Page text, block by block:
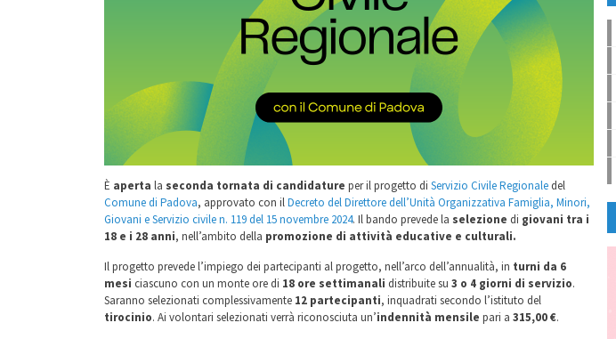
È aperta la seconda tornata di candidature per il progetto di Servizio Civile Regionale del
Comune di Padova, approvato con ilDecreto del Direttore dell’Unità Organizzativa Famiglia, Minori,
Giovani e Servizio civile n. 119 del 15 novembre 2024. Il bando prevede la selezione di giovani tra i
18 e i 28 anni, nell’ambito della promozione di attività educative e culturali.
Il progetto prevede l’impiego dei partecipanti al progetto, nell’arco dell’annualità, in turni da 6
mesi ciascuno con un monte ore di 18 ore settimanali distribuite su 3 o 4 giorni di servizio.
Saranno selezionati complessivamente 12 partecipanti, inquadrati secondo l’istituto del
tirocinio. Ai volontari selezionati verrà riconosciuta un’indennità mensile pari a 315,00 €.